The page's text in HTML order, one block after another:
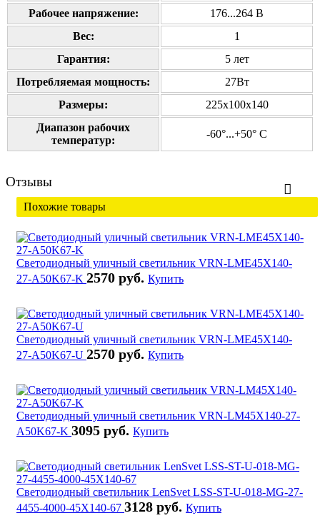
Рабочее напряжение:
176...264 В
Вес:
1
Гарантия:
5 лет
Потребляемая мощность:
27Вт
Размеры:
225х100х140
Диапазон рабочих
температур:
-60°...+50° С
Отзывы
Похожие товары
Светодиодный уличный светильник VRN-LME45X140-
27-A50K67-K 2570 руб. Купить
Светодиодный уличный светильник VRN-LME45X140-
27-A50K67-U 2570 руб. Купить
Светодиодный уличный светильник VRN-LM45X140-27-
A50K67-K 3095 руб. Купить
Светодиодный светильник LenSvet LSS-ST-U-018-MG-27-
4455-4000-45X140-67 3128 руб. Купить